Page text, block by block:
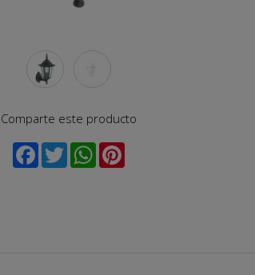
Comparte este producto